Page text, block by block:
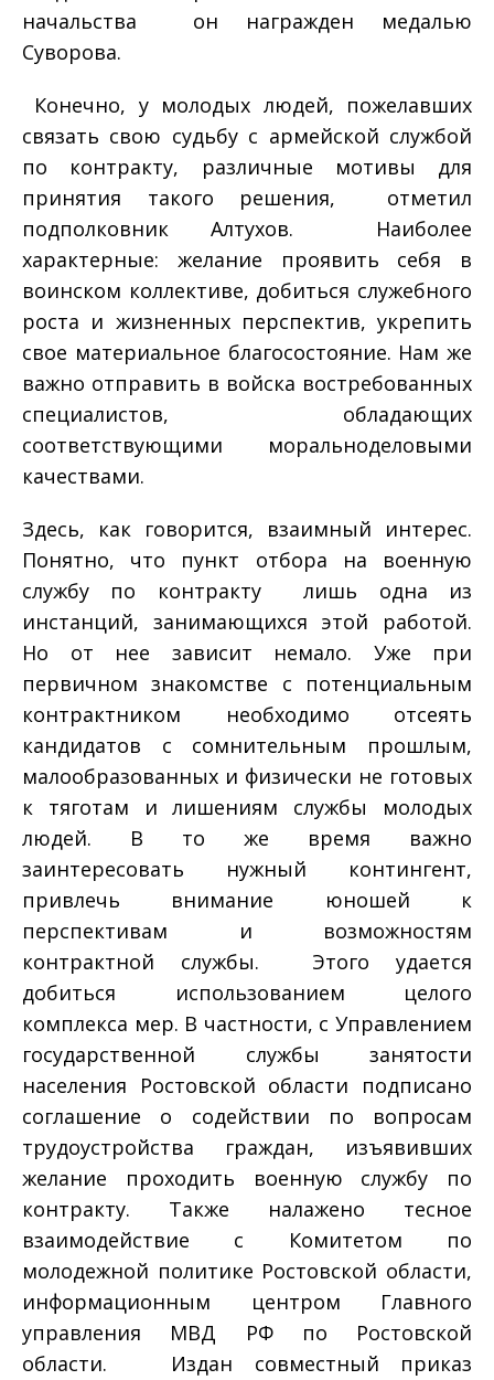
начальства ­ он награжден медалью
Суворова.
­ Конечно, у молодых людей, пожелавших
связать свою судьбу с армейской службой
по контракту, различные мотивы для
принятия такого решения, ­ отметил
подполковник Алтухов. ­ Наиболее
характерные: желание проявить себя в
воинском коллективе, добиться служебного
роста и жизненных перспектив, укрепить
свое материальное благосостояние. Нам же
важно отправить в войска востребованных
специалистов, обладающих
соответствующими морально­деловыми
качествами.
Здесь, как говорится, взаимный интерес.
Понятно, что пункт отбора на военную
службу по контракту ­ лишь одна из
инстанций, занимающихся этой работой.
Но от нее зависит немало. Уже при
первичном знакомстве с потенциальным
контрактником необходимо отсеять
кандидатов с сомнительным прошлым,
малообразованных и физически не готовых
к тяготам и лишениям службы молодых
людей. В то же время важно
заинтересовать нужный контингент,
привлечь внимание юношей к
перспективам и возможностям
контрактной службы. Этого удается
добиться использованием целого
комплекса мер. В частности, с Управлением
государственной службы занятости
населения Ростовской области подписано
соглашение о содействии по вопросам
трудоустройства граждан, изъявивших
желание проходить военную службу по
контракту. Также налажено тесное
взаимодействие с Комитетом по
молодежной политике Ростовской области,
информационным центром Главного
управления МВД РФ по Ростовской
области. Издан совместный приказ